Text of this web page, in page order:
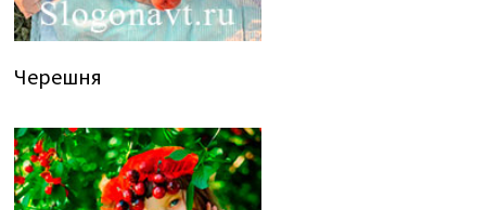
Черешня